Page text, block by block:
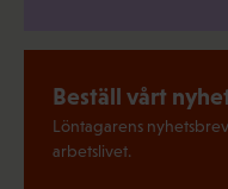
Beställ vårt
Löntagarens
arbetslivet.